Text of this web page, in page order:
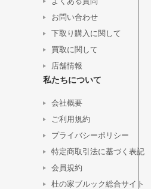
お問い合わせ
下取り購入に関して
買取に関して
店舗情報
私たちについて
会社概要
ご利用規約
プライバシーポリシー
特定商取引法に基づく表記
会員規約
杜の家ブルック総合サイト